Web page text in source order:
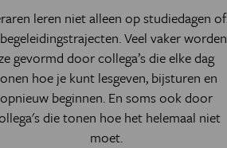
leren niet alleen op studiedagen of
Veel vaker worden
gevormd door collega’s die elke dag
hoe je kunt lesgeven, bijsturen en
opnieuw beginnen. En soms ook door
die tonen hoe het helemaal niet
moet.